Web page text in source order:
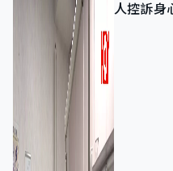
人控訴